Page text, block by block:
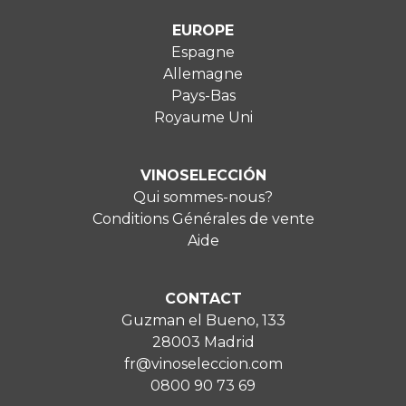
EUROPE
Espagne
Allemagne
Pays-Bas
Royaume Uni
VINOSELECCIÓN
Qui sommes-nous?
Conditions Générales de vente
Aide
CONTACT
Guzman el Bueno, 133
28003 Madrid
fr@vinoseleccion.com
0800 90 73 69